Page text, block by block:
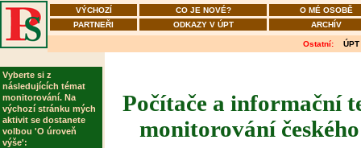
VÝCHOZÍ CO JE NOVÉ?
O MÉ OSOBĚ
PARTNEŘI
ODKAZY V ÚPT ARCHÍV
Ostatní: ÚPT
Vyberte si z
následujících témat
monitorování. Na
výchozí stránku mých
aktivit se dostanete
volbou 'O úroveň
výše':
Počítače a informační
monitorování